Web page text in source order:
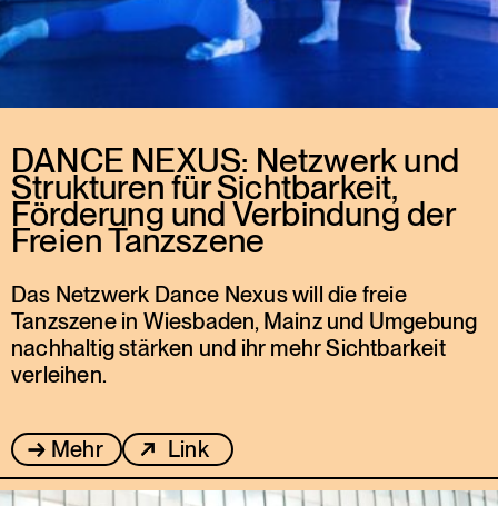
DANCE NEXUS: Netzwerk und
Strukturen für Sichtbarkeit,
Förderung und Verbindung der
Freien Tanzszene
Das Netzwerk Dance Nexus will die freie
Tanzszene in Wiesbaden, Mainz und Umgebung
nachhaltig stärken und ihr mehr Sichtbarkeit
verleihen.
Mehr Link